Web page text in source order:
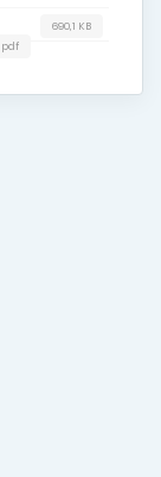
690,1 KB
pdf